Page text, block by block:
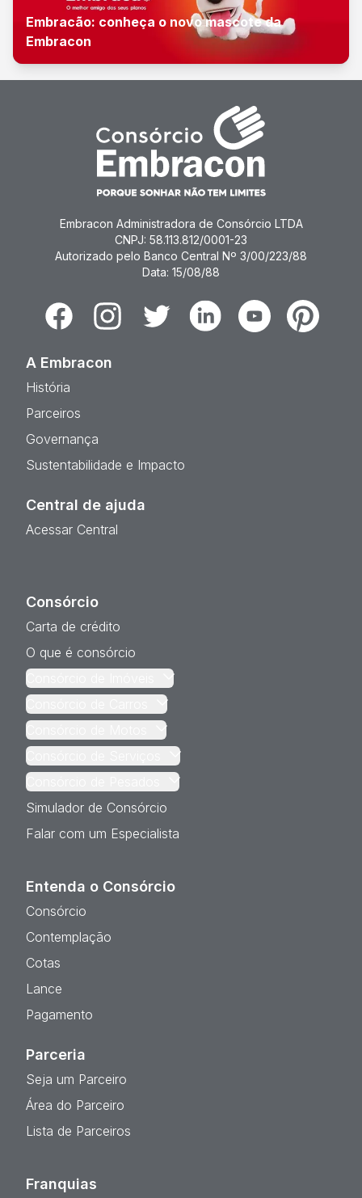
Embracão: conheça o novo mascote da
Embracon
Embracon Administradora de Consórcio LTDA
CNPJ: 58.113.812/0001-23
Autorizado pelo Banco Central Nº 3/00/223/88
Data: 15/08/88
FacebookInstagramTwitter LinkedinYoutubePinterest
A Embracon
História
Parceiros
Governança
Sustentabilidade e Impacto
Central de ajuda
Acessar Central
Consórcio
Carta de crédito
O que é consórcio
Simulador de Consórcio
Falar com um Especialista
Entenda o Consórcio
Consórcio
Contemplação
Cotas
Lance
Pagamento
Parceria
Seja um Parceiro
Área do Parceiro
Lista de Parceiros
Franquias